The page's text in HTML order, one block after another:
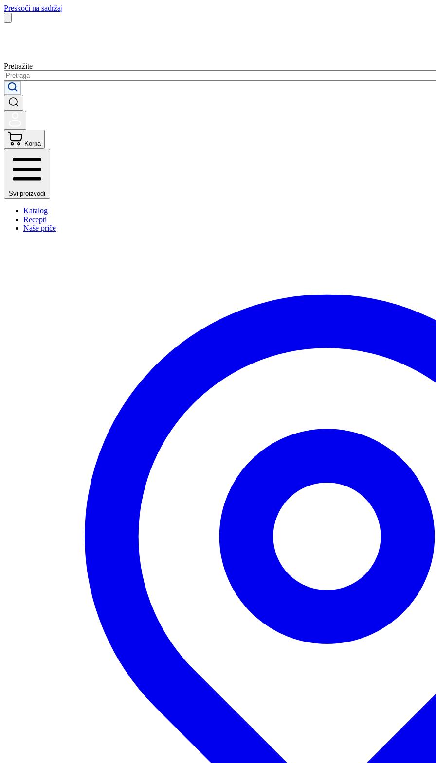
Preskoči na sadržaj
Pretražite
Korpa
Svi proizvodi
Katalog
Recepti
Naše priče